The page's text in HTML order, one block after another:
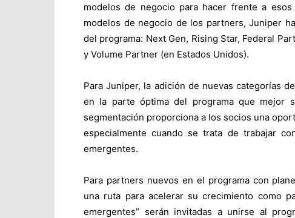
modelos de negocio para hacer frente a
modelos de negocio de los partners, Juniper
del programa: Next Gen, Rising Star, Federal
y Volume Partner (en Estados Unidos).
Para Juniper, la adición de nuevas categorías
en la parte óptima del programa que mejor
segmentación proporciona a los socios una
especialmente cuando se trata de trabajar
emergentes.
Para partners nuevos en el programa con
una ruta para acelerar su crecimiento como
emergentes” serán invitadas a unirse al